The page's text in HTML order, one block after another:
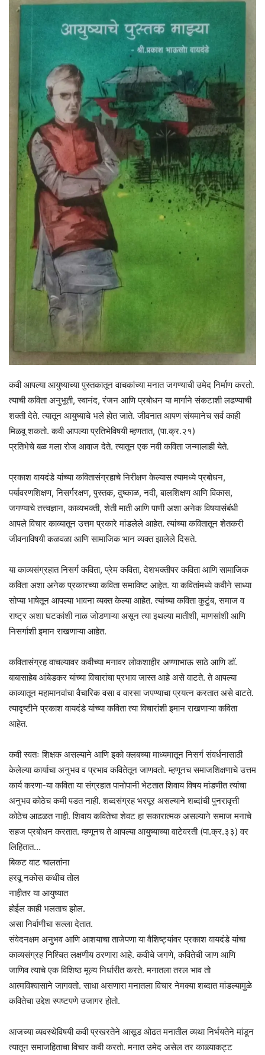
कवी आपल्या आयुष्याच्या पुस्तकातून वाचकांच्या मनात जगण्याची उमेद निर्माण करतो.
त्याची कविता अनुभूती, स्वानंद, रंजन आणि प्रबोधन या मार्गाने संकटाशी लढण्याची
शक्ती देते. त्यातून आयुष्याचे भले होत जाते. जीवनात आपण संयमानेच सर्व काही
मिळवू शकतो. कवी आपल्या प्रतिभेविषयी म्हणतात, (पा.क्र.२१)
प्रतिभेचे बळ मला रोज आवाज देते. त्यातून एक नवी कविता जन्मालाही येते.
प्रकाश वायदंडे यांच्या कवितासंग्रहाचे निरीक्षण केल्यास त्यामध्ये प्रबोधन,
पर्यावरणशिक्षण, निसर्गरक्षण, पुस्तक, दुष्काळ, नदी, बालशिक्षण आणि विकास,
जगण्याचे तत्त्वज्ञान, काव्यभक्ती, शेती माती आणि पाणी अशा अनेक विषयासंबंधी
आपले विचार काव्यातून उत्तम प्रकारे मांडलेले आहेत. त्यांच्या कवितातून शेतकरी
जीवनाविषयी कळवळा आणि सामाजिक भान व्यक्त झालेले दिसते.
या काव्यसंग्रहात निसर्ग कविता, प्रेम कविता, देशभक्तीपर कविता आणि सामाजिक
कविता अशा अनेक प्रकारच्या कविता समाविष्ट आहेत. या कवितांमध्ये कवीने साध्या
सोप्या भाषेतून आपल्या भावना व्यक्त केल्या आहेत. त्यांच्या कविता कुटुंब, समाज व
राष्ट्र अशा घटकांशी नाळ जोडणाऱ्या असून त्या इथल्या मातीशी, माणसांशी आणि
निसर्गाशी इमान राखणाऱ्या आहेत.
कवितासंग्रह वाचल्यावर कवीच्या मनावर लोकशाहीर अण्णाभाऊ साठे आणि डाॅ.
बाबासाहेब आंबेडकर यांच्या विचारांचा प्रभाव जास्त आहे असे वाटते. ते आपल्या
काव्यातून महामानवांचा वैचारिक वसा व वारसा जपण्याचा प्रयत्न करतात असे वाटते.
त्यादृष्टीने प्रकाश वायदंडे यांच्या कविता त्या विचारांशी इमान राखणाऱ्या कविता
आहेत.
कवी स्वतः शिक्षक असल्याने आणि इको क्लबच्या माध्यमातून निसर्ग संवर्धनासाठी
केलेल्या कार्याचा अनुभव व प्रभाव कवितेतून जाणवतो. म्हणूनच समाजशिक्षणाचे उत्तम
कार्य करणा-या कविता या संग्रहात पानोपानी भेटतात शिवाय विषय मांडणीत त्यांचा
अनुभव कोठेच कमी पडत नाही. शब्दसंग्रह भरपूर असल्याने शब्दांची पुनरावृत्ती
कोठेच आढळत नाही. शिवाय कवितेचा शेवट हा सकारात्मक असल्याने समाज मनाचे
सहज प्रबोधन करतात. म्हणूनच ते आपल्या आयुष्याच्या वाटेवरती (पा.क्र.३३) वर
लिहितात…
बिकट वाट चालतांना
हरवू नकोस कधीच तोल
नाहीतर या आयुष्यात
होईल काही भलताच झोल.
असा निर्वाणीचा सल्ला देतात.
संवेदनक्षम अनुभव आणि आशयाचा ताजेपणा या वैशिष्ट्यांवर प्रकाश वायदंडे यांचा
काव्यसंग्रह निश्चित लक्षणीय ठरणारा आहे. कवीचे जगणे, कवितेची जाण आणि
जाणिव त्याचे एक विशिष्ठ मूल्य निर्धारीत करते. मनातला तरल भाव तो
आत्मविश्वासाने जागवतो. साधा असणारा मनातला विचार नेमक्या शब्दात मांडल्यामुळे
कवितेचा उद्देश स्पष्टपणे उजागर होतो.
आजच्या व्यवस्थेविषयी कवी प्रखरतेने आसूड ओढत मनातील व्यथा निर्भयतेने मांडून
त्यातून समाजहिताचा विचार कवी करतो. मनात उमेद असेल तर काळ्याकट्ट